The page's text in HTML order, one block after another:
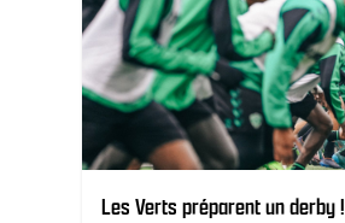
Les Verts préparent un derby !